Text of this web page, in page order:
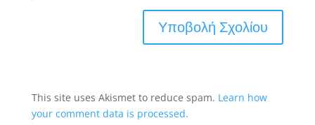
This site uses Akismet to reduce spam. Learn how
your comment data is processed.